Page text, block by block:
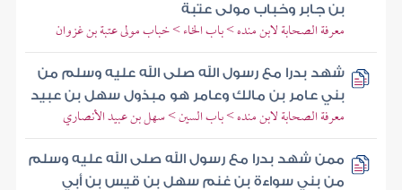
بن جابر وخباب مولى عتبة
معرفة الصحابة لابن منده > باب الخاء > خباب مولى عتبة بن غزوان
شهد بدرا مع رسول الله صلى الله عليه وسلم من
بني عامر بن مالك وعامر هو مبذول سهل بن عبيد
معرفة الصحابة لابن منده > باب السين > سهل بن عبيد الأنصاري
ممن شهد بدرا مع رسول الله صلى الله عليه وسلم
من بني سواءة بن غنم سهل بن قيس بن أبي